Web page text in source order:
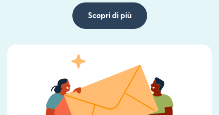
Scopri di più